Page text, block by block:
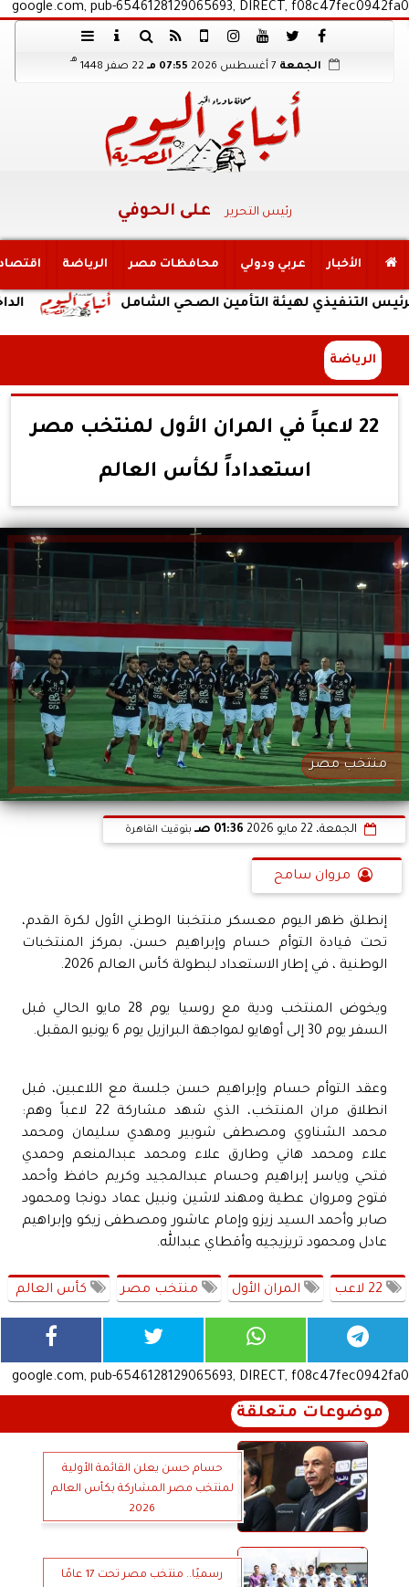
google.com, pub-6546128129065693, DIRECT, f08c47fec0942fa0
الجمعة 07:55 مـ 22 صفر 1448
هـ
رئيس التحرير على الحوفي
الأخبار عربي ودولي محافظات مصر الرياضة
الداخلية: لهيئة التأمين الصحي الشامل
الرياضة
22 لاعباً في المران الأول لمنتخب مصر
استعداداً لكأس العالم
منتخب مصر
الجمعة، 22 مايو 2026 01:36 صـ بتوقيت القاهرة
مروان سامح
إنطلق ظهر اليوم معسكر منتخبنا الوطني الأول لكرة القدم،
تحت قيادة التوأم حسام وإبراهيم حسن، بمركز المنتخبات
الوطنية ، في إطار الاستعداد لبطولة كأس العالم 2026.
ويخوض المنتخب ودية مع روسيا يوم 28 مايو الحالي قبل
السفر يوم 30 إلى أوهايو لمواجهة البرازيل يوم 6 يونيو المقبل.
وعقد التوأم حسام وإبراهيم حسن جلسة مع اللاعبين، قبل
انطلاق مران المنتخب، الذي شهد مشاركة 22 لاعباً وهم:
محمد الشناوي ومصطفى شوبير ومهدي سليمان ومحمد
علاء ومحمد هاني وطارق علاء ومحمد عبدالمنعم وحمدي
فتحي وياسر إبراهيم وحسام عبدالمجيد وكريم حافظ وأحمد
فتوح ومروان عطية ومهند لاشين ونبيل عماد دونجا ومحمود
صابر وأحمد السيد زيزو وإمام عاشور ومصطفى زيكو وإبراهيم
عادل ومحمود تريزيجيه وأقطاي عبدالله.
المران الأول منتخب مصر كأس العالم
google.com, pub-6546128129065693, DIRECT, f08c47fec0942fa0
موضوعات متعلقة
حسام حسن يعلن القائمة الأولية
لمنتخب مصر المشاركة بكأس العالم
2026
رسميًا.. منتخب مصر تحت 17 عامًا